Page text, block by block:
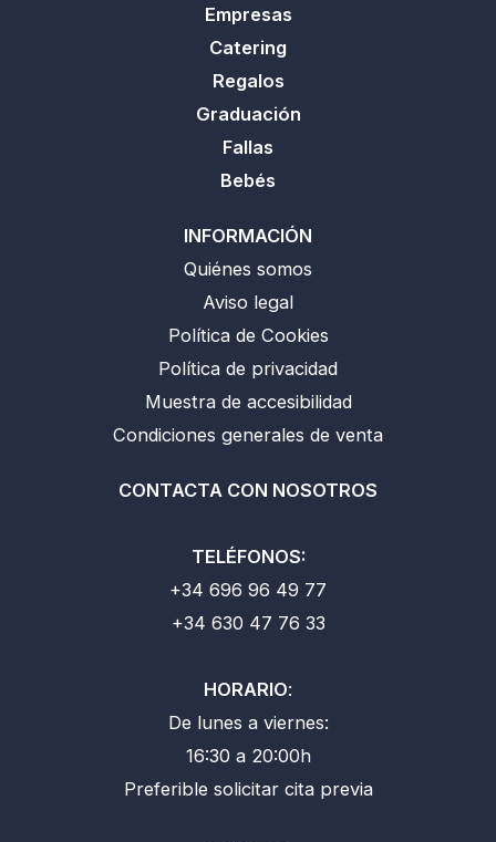
Empresas
Catering
Regalos
Graduación
Fallas
Bebés
INFORMACIÓN
Quiénes somos
Aviso legal
Política de Cookies
Política de privacidad
Muestra de accesibilidad
Condiciones generales de venta
CONTACTA CON NOSOTROS
TELÉFONOS:
+34 696 96 49 77
+34 630 47 76 33
HORARIO:
De lunes a viernes:
16:30 a 20:00h
Preferible solicitar cita previa